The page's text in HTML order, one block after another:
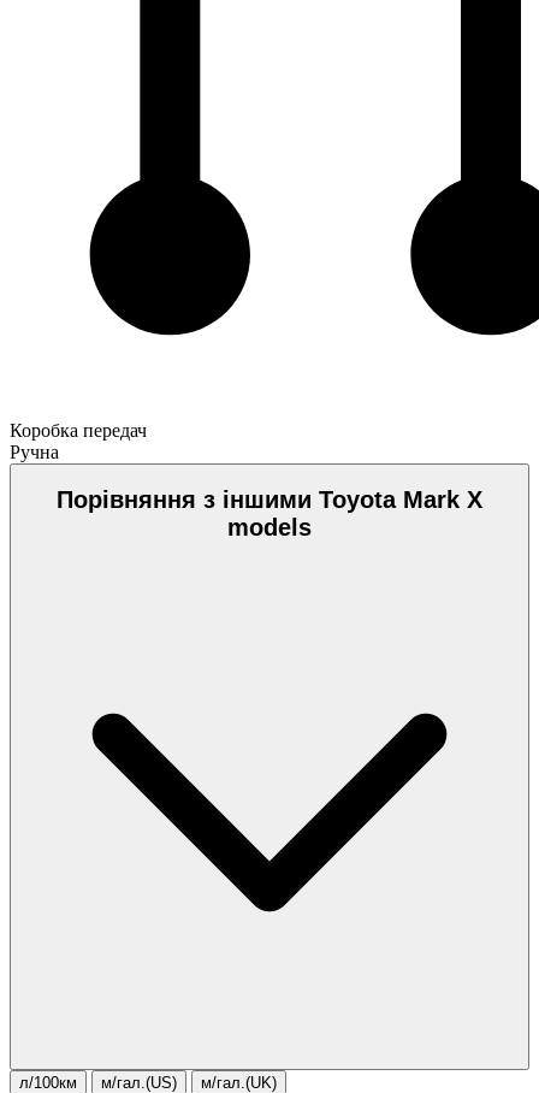
Коробка передач
Ручна
Порівняння з іншими Toyota Mark X
models
л/100км м/гал.(US) м/гал.(UK)